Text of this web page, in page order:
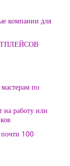
компании для
по
работу или
почти 100